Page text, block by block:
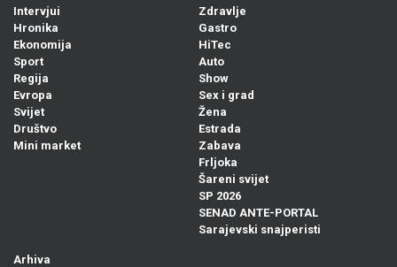
Intervjui
Hronika
Ekonomija
Sport
Regija
Evropa
Svijet
Društvo
Mini market
Zdravlje
Gastro
HiTec
Auto
Show
Sex i grad
Žena
Estrada
Zabava
Frljoka
Šareni svijet
SP 2026
SENAD ANTE-PORTAL
Sarajevski snajperisti
Arhiva